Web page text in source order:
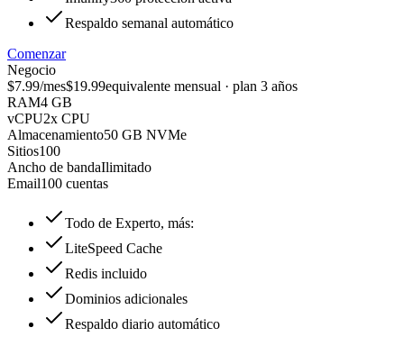
Respaldo semanal automático
Comenzar
Negocio
$7.99/mes$19.99equivalente mensual · plan 3 años
RAM4 GB
vCPU2x CPU
Almacenamiento50 GB NVMe
Sitios100
Ancho de bandaIlimitado
Email100 cuentas
Todo de Experto, más:
LiteSpeed Cache
Redis incluido
Dominios adicionales
Respaldo diario automático